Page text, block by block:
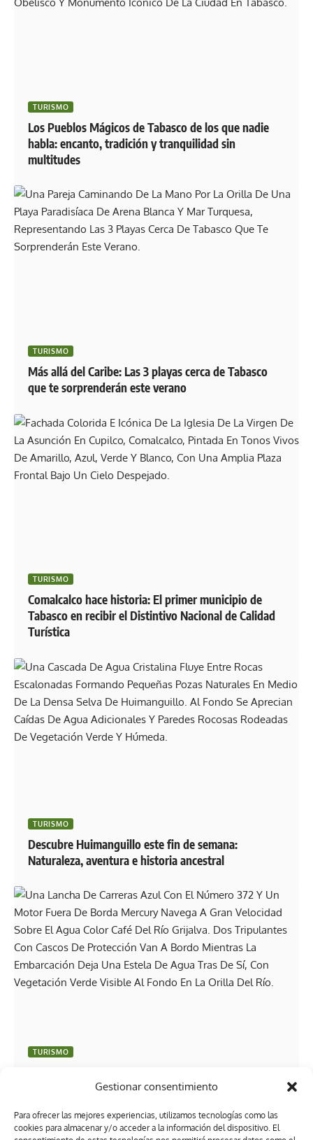
Gestionar consentimiento
Para ofrecer las mejores experiencias, utilizamos tecnologías como las
cookies para almacenar y/o acceder a la información del dispositivo. El
TURISMO
Los Pueblos Mágicos de Tabasco de los que nadie
habla: encanto, tradición y tranquilidad sin
multitudes
TURISMO
Más allá del Caribe: Las 3 playas cerca de Tabasco
que te sorprenderán este verano
TURISMO
Comalcalco hace historia: El primer municipio de
Tabasco en recibir el Distintivo Nacional de Calidad
Turística
TURISMO
Descubre Huimanguillo este fin de semana:
Naturaleza, aventura e historia ancestral
TURISMO
llevará a cabo la competencia y te tenemos todos los